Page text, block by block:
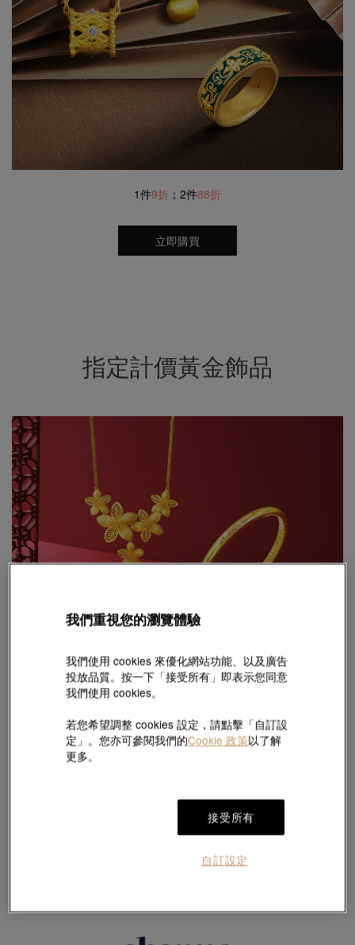
1件9折 ；2件88折
立即購買
指定計價黃金飾品
95折
立即購買
我們重視您的瀏覽體驗
我們使用 cookies 來優化網站功能、以及廣告
投放品質。按一下「接受所有」即表示您同意
我們使用 cookies。
若您希望調整 cookies 設定，請點擊「自訂設
定」。您亦可參閱我們的Cookie 政策以了解
更多。
接受所有
自訂設定